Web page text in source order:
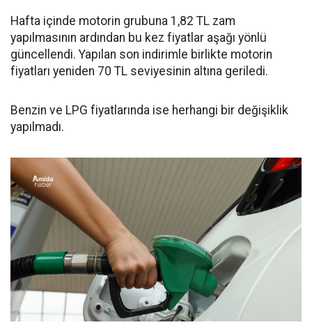
Hafta içinde motorin grubuna 1,82 TL zam
yapılmasının ardından bu kez fiyatlar aşağı yönlü
güncellendi. Yapılan son indirimle birlikte motorin
fiyatları yeniden 70 TL seviyesinin altına geriledi.
Benzin ve LPG fiyatlarında ise herhangi bir değişiklik
yapılmadı.